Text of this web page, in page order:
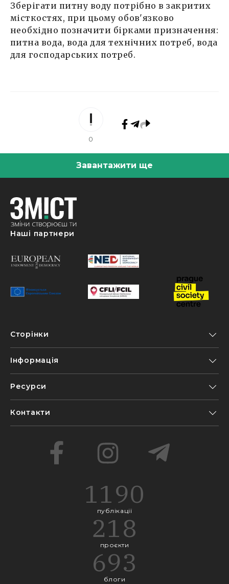
Зберігати питну воду потрібно в закритих
місткостях, при цьому обов'язково
необхідно позначити бірками призначення:
питна вода, вода для технічних потреб, вода
для господарських потреб.
0
Завантажити ще
Наші партнери
Сторінки
Інформація
Ресурси
Контакти
1190
публікації
218
проєкти
693
блоги